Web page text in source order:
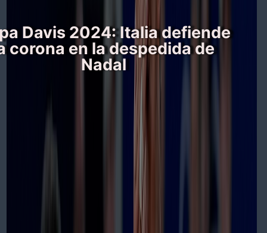
Davis 2024: Italia defiende
corona en la despedida de
Nadal